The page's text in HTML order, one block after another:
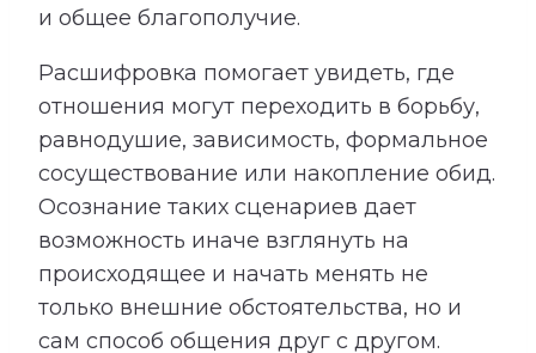
и общее благополучие.
Расшифровка помогает увидеть, где
отношения могут переходить в борьбу,
равнодушие, зависимость, формальное
сосуществование или накопление обид.
Осознание таких сценариев дает
возможность иначе взглянуть на
происходящее и начать менять не
только внешние обстоятельства, но и
сам способ общения друг с другом.